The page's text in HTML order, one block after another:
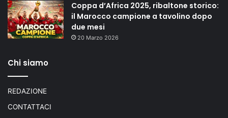
Coppa d’Africa 2025, ribaltone storico:
il Marocco campione a tavolino dopo
due mesi
20 Marzo 2026
Chi siamo
REDAZIONE
CONTATTACI